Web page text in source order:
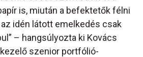
is, miután a befektetők félni
idén látott emelkedés csak
– hangsúlyozta ki Kovács
szenior portfólió-